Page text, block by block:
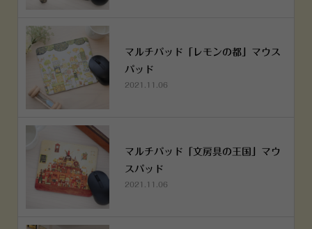
マルチパッド「レモンの都」マウス
パッド
2021.11.06
マルチパッド「文房具の王国」マウ
スパッド
2021.11.06